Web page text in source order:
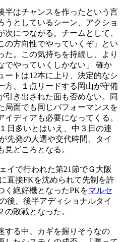
半はチャンスを作ったという言
うとしているシーン、アクショ
につながる。チームとして、
の方向性でやっていくぞ』とい
た。この気持ちを持続し、より
でやっていくしかない」 確か
ートは12本に上り、決定的なシ
方、１点リードする岡山が守備
引き出された面も否めない。同
局面でも同じパフォーマンスを
ディアも必要になってくる。
日多いとはいえ、中３日の連
先発の人選や交代時間、タイ
見どころとなる。
イで行われた第21節でＧ大阪
に直接FKを沈められて先制を許
く絶好機となったPKをマルセ
後、後半アディショナルタイ
の敗戦となった。
する中、カギを握りそうなの